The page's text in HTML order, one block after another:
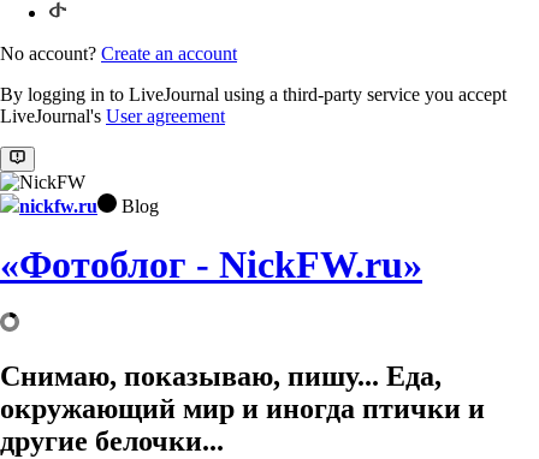
No account? Create an account
By logging in to LiveJournal using a third-party service you accept
LiveJournal's User agreement
nickfw.ru Blog
«Фотоблог - NickFW.ru»
Снимаю, показываю, пишу... Еда,
окружающий мир и иногда птички и
другие белочки...